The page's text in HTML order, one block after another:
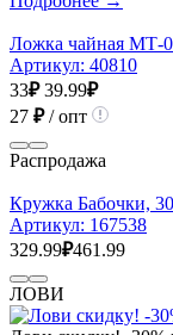
Ложка чайная МТ-
Артикул: 40810
33₽ 39.99₽
27 ₽/ опт
Распродажа
Кружка Бабочки,
Артикул: 167538
329.99₽461.99
ЛОВИ